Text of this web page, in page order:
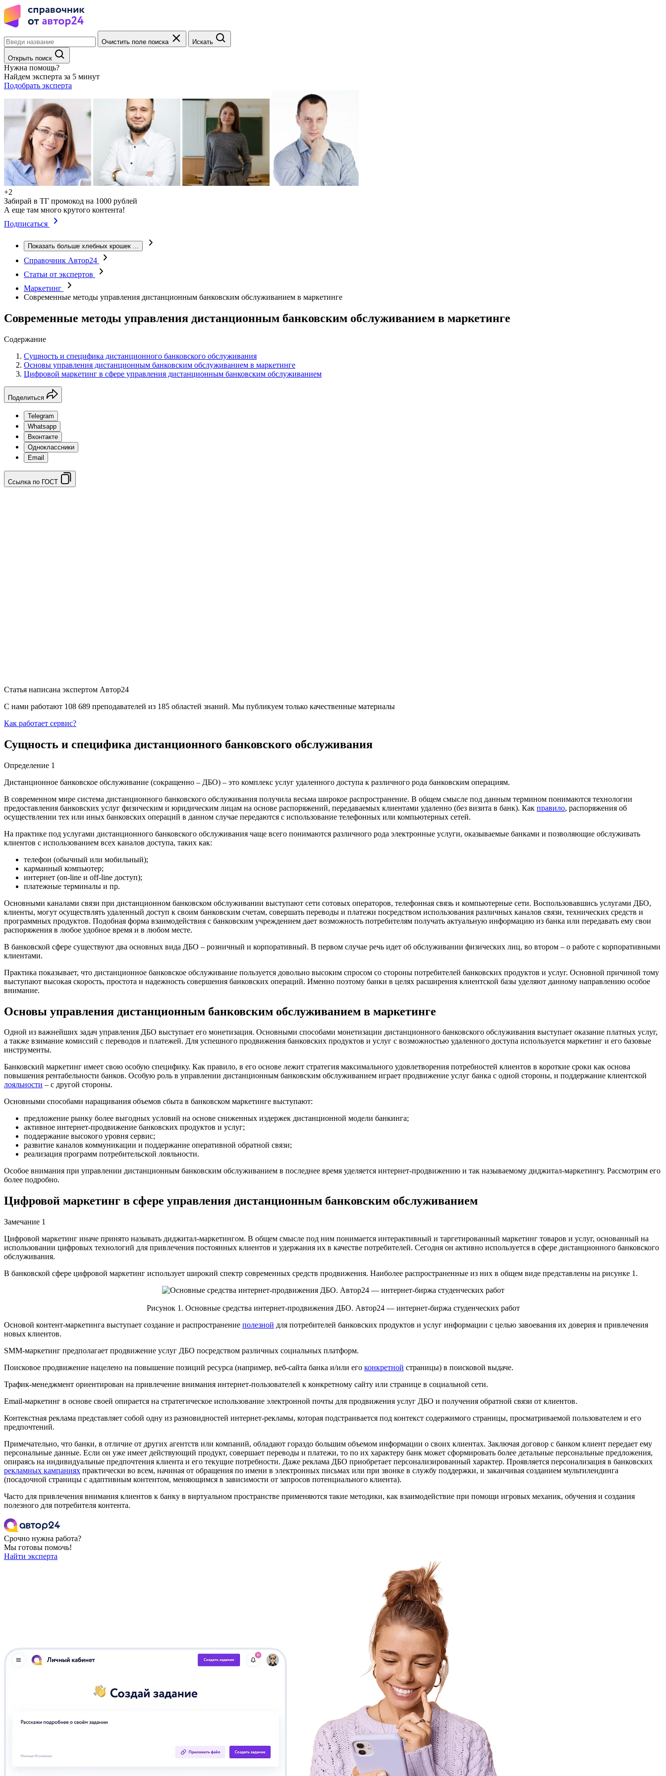
Очистить поле поиска Искать
Открыть поиск
Нужна помощь?
Найдем эксперта за 5 минут
Подобрать эксперта
+2
Забирай в ТГ промокод на 1000 рублей
А еще там много крутого контента!
Подписаться
Показать больше хлебных крошек ...
Справочник Автор24
Статьи от экспертов
Маркетинг
Современные методы управления дистанционным банковским обслуживанием в маркетинге
Современные методы управления дистанционным банковским обслуживанием в маркетинге
Содержание
Сущность и специфика дистанционного банковского обслуживания
Основы управления дистанционным банковским обслуживанием в маркетинге
Цифровой маркетинг в сфере управления дистанционным банковским обслуживанием
Поделиться
Telegram
Whatsapp
Вконтакте
Одноклассники
Email
Ссылка по ГОСТ
Статья написана экспертом Автор24
С нами работают 108 689 преподавателей из 185 областей знаний. Мы публикуем только качественные материалы
Как работает сервис?
Сущность и специфика дистанционного банковского обслуживания
Определение 1
Дистанционное банковское обслуживание (сокращенно – ДБО) – это комплекс услуг удаленного доступа к различного рода банковским операциям.
В современном мире система дистанционного банковского обслуживания получила весьма широкое распространение. В общем смысле под данным термином понимаются технологии
предоставления банковских услуг физическим и юридическим лицам на основе распоряжений, передаваемых клиентами удаленно (без визита в банк). Как правило, распоряжения об
осуществлении тех или иных банковских операций в данном случае передаются с использование телефонных или компьютерных сетей.
На практике под услугами дистанционного банковского обслуживания чаще всего понимаются различного рода электронные услуги, оказываемые банками и позволяющие обслуживать
клиентов с использованием всех каналов доступа, таких как:
телефон (обычный или мобильный);
карманный компьютер;
интернет (on-line и off-line доступ);
платежные терминалы и пр.
Основными каналами связи при дистанционном банковском обслуживании выступают сети сотовых операторов, телефонная связь и компьютерные сети. Воспользовавшись услугами ДБО,
клиенты, могут осуществлять удаленный доступ к своим банковским счетам, совершать переводы и платежи посредством использования различных каналов связи, технических средств и
программных продуктов. Подобная форма взаимодействия с банковским учреждением дает возможность потребителям получать актуальную информацию из банка или передавать ему свои
распоряжения в любое удобное время и в любом месте.
В банковской сфере существуют два основных вида ДБО – розничный и корпоративный. В первом случае речь идет об обслуживании физических лиц, во втором – о работе с корпоративными
клиентами.
Практика показывает, что дистанционное банковское обслуживание пользуется довольно высоким спросом со стороны потребителей банковских продуктов и услуг. Основной причиной тому
выступают высокая скорость, простота и надежность совершения банковских операций. Именно поэтому банки в целях расширения клиентской базы уделяют данному направлению особое
внимание.
Основы управления дистанционным банковским обслуживанием в маркетинге
Одной из важнейших задач управления ДБО выступает его монетизация. Основными способами монетизации дистанционного банковского обслуживания выступает оказание платных услуг,
а также взимание комиссий с переводов и платежей. Для успешного продвижения банковских продуктов и услуг с возможностью удаленного доступа используется маркетинг и его базовые
инструменты.
Банковский маркетинг имеет свою особую специфику. Как правило, в его основе лежит стратегия максимального удовлетворения потребностей клиентов в короткие сроки как основа
повышения рентабельности банков. Особую роль в управлении дистанционным банковским обслуживанием играет продвижение услуг банка с одной стороны, и поддержание клиентской
лояльности – с другой стороны.
Основными способами наращивания объемов сбыта в банковском маркетинге выступают:
предложение рынку более выгодных условий на основе сниженных издержек дистанционной модели банкинга;
активное интернет-продвижение банковских продуктов и услуг;
поддержание высокого уровня сервис;
развитие каналов коммуникации и поддержание оперативной обратной связи;
реализация программ потребительской лояльности.
Особое внимания при управлении дистанционным банковским обслуживанием в последнее время уделяется интернет-продвижению и так называемому диджитал-маркетингу. Рассмотрим его
более подробно.
Цифровой маркетинг в сфере управления дистанционным банковским обслуживанием
Замечание 1
Цифровой маркетинг иначе принято называть диджитал-маркетингом. В общем смысле под ним понимается интерактивный и таргетированный маркетинг товаров и услуг, основанный на
использовании цифровых технологий для привлечения постоянных клиентов и удержания их в качестве потребителей. Сегодня он активно используется в сфере дистанционного банковского
обслуживания.
В банковской сфере цифровой маркетинг использует широкий спектр современных средств продвижения. Наиболее распространенные из них в общем виде представлены на рисунке 1.
Рисунок 1. Основные средства интернет-продвижения ДБО. Автор24 — интернет-биржа студенческих работ
Основой контент-маркетинга выступает создание и распространение полезной для потребителей банковских продуктов и услуг информации с целью завоевания их доверия и привлечения
новых клиентов.
SMM-маркетинг предполагает продвижение услуг ДБО посредством различных социальных платформ.
Поисковое продвижение нацелено на повышение позиций ресурса (например, веб-сайта банка и/или его конкретной страницы) в поисковой выдаче.
Трафик-менеджмент ориентирован на привлечение внимания интернет-пользователей к конкретному сайту или странице в социальной сети.
Email-маркетинг в основе своей опирается на стратегическое использование электронной почты для продвижения услуг ДБО и получения обратной связи от клиентов.
Контекстная реклама представляет собой одну из разновидностей интернет-рекламы, которая подстраивается под контекст содержимого страницы, просматриваемой пользователем и его
предпочтений.
Примечательно, что банки, в отличие от других агентств или компаний, обладают гораздо большим объемом информации о своих клиентах. Заключая договор с банком клиент передает ему
персональные данные. Если он уже имеет действующий продукт, совершает переводы и платежи, то по их характеру банк может сформировать более детальные персональные предложения,
опираясь на индивидуальные предпочтения клиента и его текущие потребности. Даже реклама ДБО приобретает персонализированный характер. Проявляется персонализация в банковских
рекламных кампаниях практически во всем, начиная от обращения по имени в электронных письмах или при звонке в службу поддержки, и заканчивая созданием мультилендинга
(посадочной страницы с адаптивным контентом, меняющимся в зависимости от запросов потенциального клиента).
Часто для привлечения внимания клиентов к банку в виртуальном пространстве применяются такие методики, как взаимодействие при помощи игровых механик, обучения и создания
полезного для потребителя контента.
Срочно нужна работа?
Мы готовы помочь!
Найти эксперта